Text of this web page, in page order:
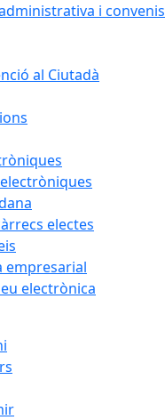
i convenis
al Ciutadà
electes
empresarial
electrònica